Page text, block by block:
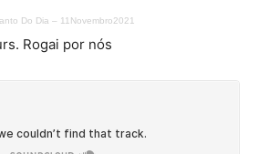
Do Dia – 11Novembro2021
Rogai por nós